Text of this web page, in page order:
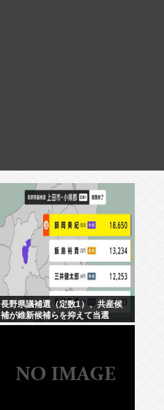
長野県議補選（定数1）、共産候
補が維新候補らを抑えて当選